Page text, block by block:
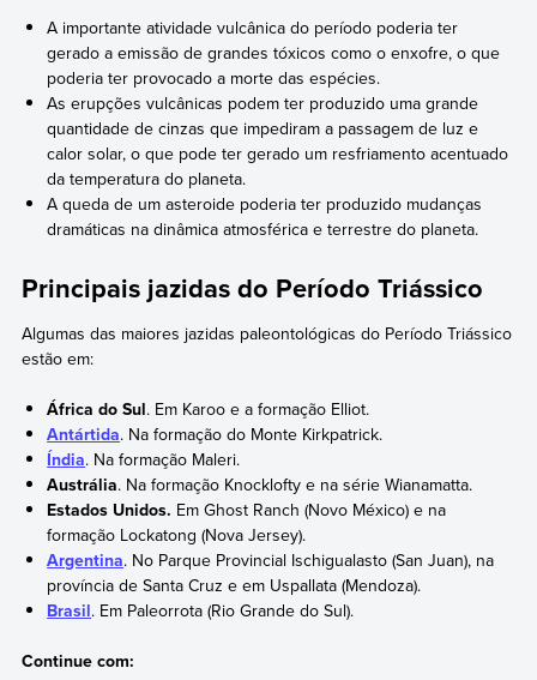
A importante atividade vulcânica do período poderia ter
gerado a emissão de grandes tóxicos como o enxofre, o que
poderia ter provocado a morte das espécies.
As erupções vulcânicas podem ter produzido uma grande
quantidade de cinzas que impediram a passagem de luz e
calor solar, o que pode ter gerado um resfriamento acentuado
da temperatura do planeta.
A queda de um asteroide poderia ter produzido mudanças
dramáticas na dinâmica atmosférica e terrestre do planeta.
Principais jazidas do Período Triássico
Algumas das maiores jazidas paleontológicas do Período Triássico
estão em:
África do Sul. Em Karoo e a formação Elliot.
Antártida. Na formação do Monte Kirkpatrick.
Índia. Na formação Maleri.
Austrália. Na formação Knocklofty e na série Wianamatta.
Estados Unidos. Em Ghost Ranch (Novo México) e na
formação Lockatong (Nova Jersey).
Argentina. No Parque Provincial Ischigualasto (San Juan), na
província de Santa Cruz e em Uspallata (Mendoza).
Brasil. Em Paleorrota (Rio Grande do Sul).
Continue com: